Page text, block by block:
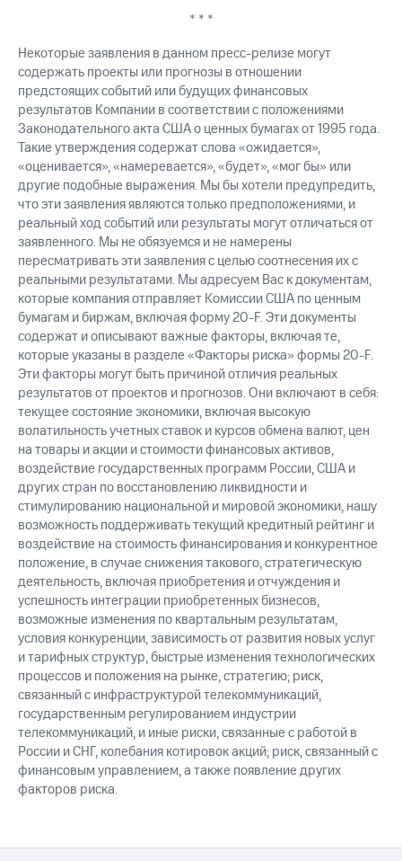
* * *
Некоторые заявления в данном пресс-релизе могут
содержать проекты или прогнозы в отношении
предстоящих событий или будущих финансовых
результатов Компании в соответствии с положениями
Законодательного акта США о ценных бумагах от 1995 года.
Такие утверждения содержат слова «ожидается»,
«оценивается», «намеревается», «будет», «мог бы» или
другие подобные выражения. Мы бы хотели предупредить,
что эти заявления являются только предположениями, и
реальный ход событий или результаты могут отличаться от
заявленного. Мы не обязуемся и не намерены
пересматривать эти заявления с целью соотнесения их с
реальными результатами. Мы адресуем Вас к документам,
которые компания отправляет Комиссии США по ценным
бумагам и биржам, включая форму 20-F. Эти документы
содержат и описывают важные факторы, включая те,
которые указаны в разделе «Факторы риска» формы 20-F.
Эти факторы могут быть причиной отличия реальных
результатов от проектов и прогнозов. Они включают в себя:
текущее состояние экономики, включая высокую
волатильность учетных ставок и курсов обмена валют, цен
на товары и акции и стоимости финансовых активов,
воздействие государственных программ России, США и
других стран по восстановлению ликвидности и
стимулированию национальной и мировой экономики, нашу
возможность поддерживать текущий кредитный рейтинг и
воздействие на стоимость финансирования и конкурентное
положение, в случае снижения такового, стратегическую
деятельность, включая приобретения и отчуждения и
успешность интеграции приобретенных бизнесов,
возможные изменения по квартальным результатам,
условия конкуренции, зависимость от развития новых услуг
и тарифных структур, быстрые изменения технологических
процессов и положения на рынке, стратегию; риск,
связанный с инфраструктурой телекоммуникаций,
государственным регулированием индустрии
телекоммуникаций, и иные риски, связанные с работой в
России и СНГ, колебания котировок акций; риск, связанный с
финансовым управлением, а также появление других
факторов риска.